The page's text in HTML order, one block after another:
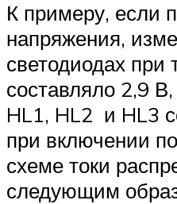
К примеру, если
напряжения,
светодиодах при
составляло 2,9
HL1, HL2 и HL3
при включении
схеме токи
следующим